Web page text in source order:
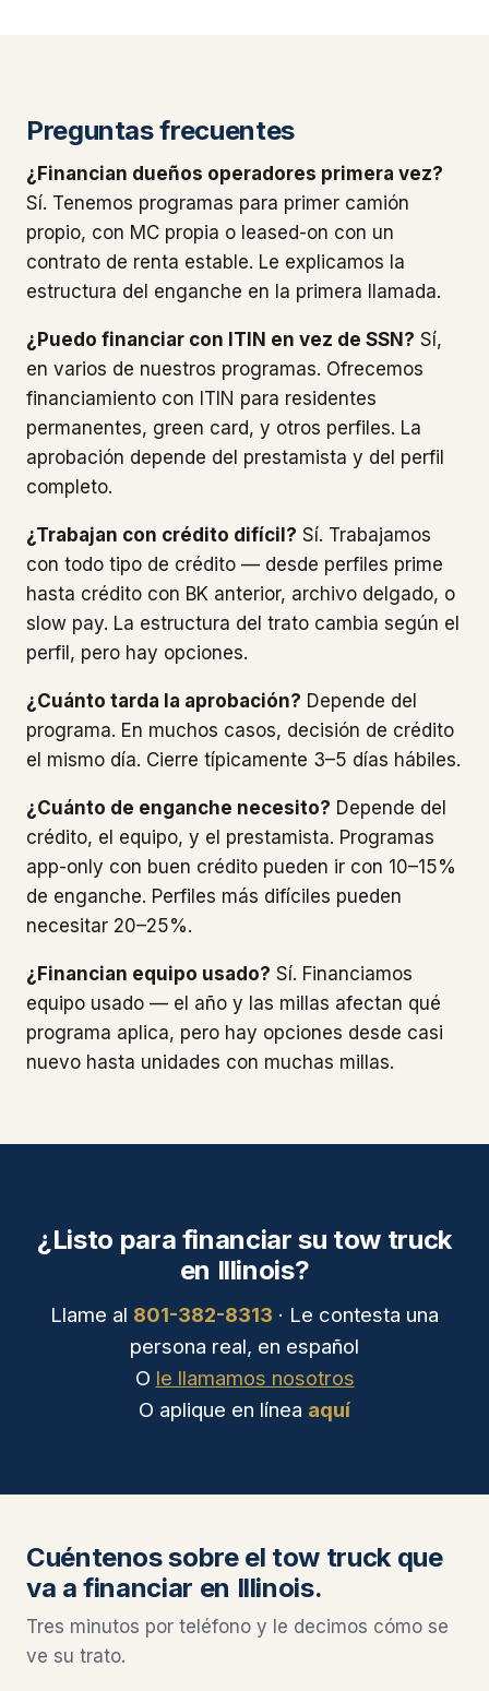
Preguntas frecuentes
¿Financian dueños operadores primera vez?
Sí. Tenemos programas para primer camión
propio, con MC propia o leased-on con un
contrato de renta estable. Le explicamos la
estructura del enganche en la primera llamada.
¿Puedo financiar con ITIN en vez de SSN? Sí,
en varios de nuestros programas. Ofrecemos
financiamiento con ITIN para residentes
permanentes, green card, y otros perfiles. La
aprobación depende del prestamista y del perfil
completo.
¿Trabajan con crédito difícil? Sí. Trabajamos
con todo tipo de crédito — desde perfiles prime
hasta crédito con BK anterior, archivo delgado, o
slow pay. La estructura del trato cambia según el
perfil, pero hay opciones.
¿Cuánto tarda la aprobación? Depende del
programa. En muchos casos, decisión de crédito
el mismo día. Cierre típicamente 3–5 días hábiles.
¿Cuánto de enganche necesito? Depende del
crédito, el equipo, y el prestamista. Programas
app-only con buen crédito pueden ir con 10–15%
de enganche. Perfiles más difíciles pueden
necesitar 20–25%.
¿Financian equipo usado? Sí. Financiamos
equipo usado — el año y las millas afectan qué
programa aplica, pero hay opciones desde casi
nuevo hasta unidades con muchas millas.
¿Listo para financiar su tow truck
en Illinois?
Llame al 801-382-8313 · Le contesta una
persona real, en español
O le llamamos nosotros
O aplique en línea aquí
Cuéntenos sobre el tow truck que
va a financiar en Illinois.
Tres minutos por teléfono y le decimos cómo se
ve su trato.